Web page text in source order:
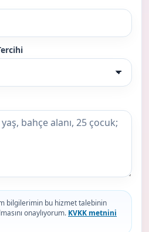
bilgilerimin bu hizmet talebinin
onaylıyorum. KVKK metnini